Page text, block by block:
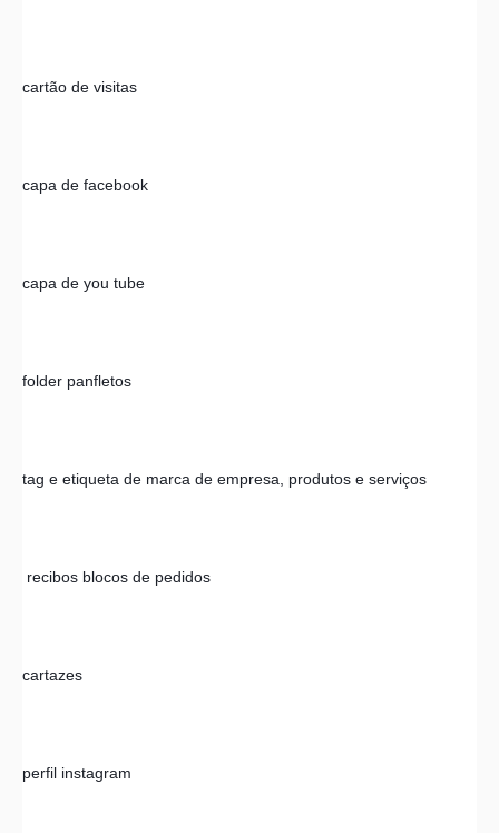
cartão de visitas
capa de facebook
capa de you tube
folder panfletos
tag e etiqueta de marca de empresa, produtos e serviços
recibos blocos de pedidos
cartazes
perfil instagram